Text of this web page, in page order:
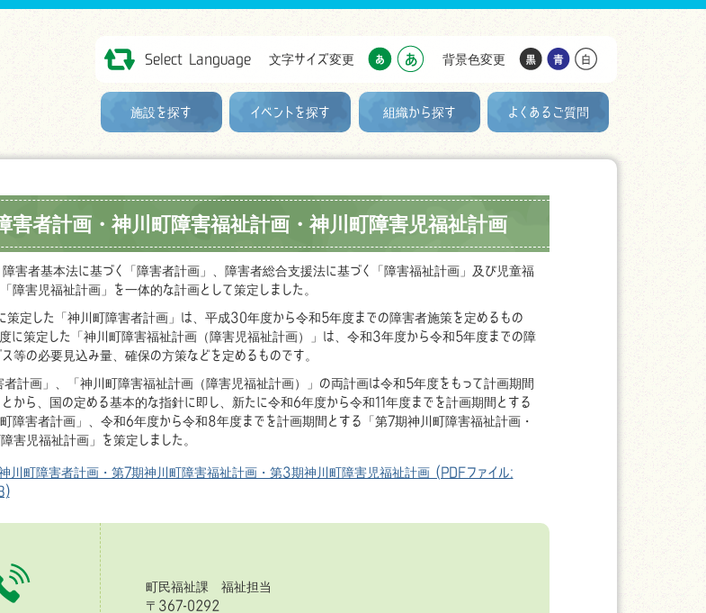
Select Language 文字サイズ変更 背景色変更
施設を探す イベントを探す 組織から探す よくあるご質問
害者計画・神川町障害福祉計画・神川町障害児福祉計画
害者基本法に基づく「障害者計画」、障害者総合支援法に基づく「障害福祉計画」及び児童福
障害児福祉計画」を一体的な計画として策定しました。
策定した「神川町障害者計画」は、平成30年度から令和5年度までの障害者施策を定めるもの
に策定した「神川町障害福祉計画（障害児福祉計画）」は、令和3年度から令和5年度までの障
等の必要見込み量、確保の方策などを定めるものです。
者計画」、「神川町障害福祉計画（障害児福祉計画）」の両計画は令和5年度をもって計画期間
から、国の定める基本的な指針に即し、新たに令和6年度から令和11年度までを計画期間とする
町障害者計画」、令和6年度から令和8年度までを計画期間とする「第7期神川町障害福祉計画・
害児福祉計画」を策定しました。
川町障害者計画・第7期神川町障害福祉計画・第3期神川町障害児福祉計画 (PDFファイル:
町民福祉課 福祉担当
〒367-0292